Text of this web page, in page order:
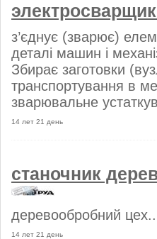
электросварщик
з’єднує (зварює)
деталі машин і
Збирає заготовки
транспортування в
зварювальне
14 лет 21 день
станочник
деревообробний
14 лет 21 день